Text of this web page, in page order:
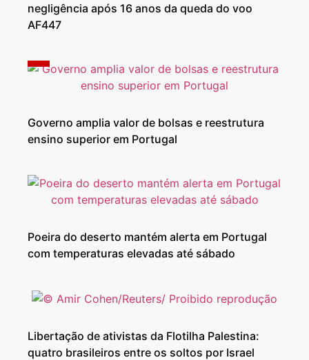
negligência após 16 anos da queda do voo
AF447
Governo amplia valor de bolsas e reestrutura
ensino superior em Portugal
Poeira do deserto mantém alerta em Portugal
com temperaturas elevadas até sábado
Libertação de ativistas da Flotilha Palestina:
quatro brasileiros entre os soltos por Israel